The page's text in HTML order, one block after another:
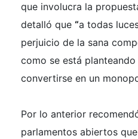
que involucra la
detalló que “a todas
perjuicio de la sana
como se está planteando
convertirse en un
Por lo anterior
parlamentos abiertos